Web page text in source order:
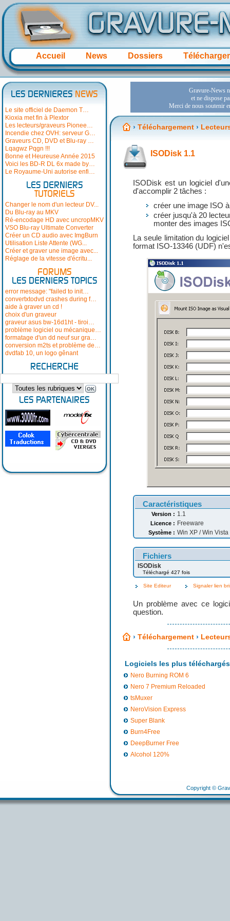
Accueil News Dossiers
LES DERNIERESNEWS
Le site officiel de Daemon T…
Kioxia met fin à Plextor
Les lecteurs/graveurs Pionee…
Incendie chez OVH: serveur G…
Graveurs CD, DVD et Blu-ray …
Lqagwz Pqgn !!!
Bonne et Heureuse Année 2015
Voici les BD-R DL 6x made by…
Le Royaume-Uni autorise enfi…
LES DERNIERS
TUTORIELS
Changer le nom d'un lecteur DV...
Du Blu-ray au MKV
Ré-encodage HD avec uncropMKV
VSO Blu-ray Ultimate Converter
Créer un CD audio avec ImgBurn
Utilisation Liste Attente (WG...
Créer et graver une image avec...
Réglage de la vitesse d'écritu...
FORUMS
LES DERNIERS TOPICS
error message: "failed to init…
convertxtodvd crashes during f…
aide à graver un cd !
choix d'un graveur
graveur asus bw-16d1ht - tiroi…
problème logiciel ou mécanique…
formatage d'un dd neuf sur gra…
conversion m2ts et problème de…
dvdfab 10, un logo gênant
RECHERCHE
LES PARTENAIRES
› Téléchargement ›
ISODisk 1.1
ISODisk est un logiciel
d'accomplir 2 tâches :
créer une image ISO
créer jusqu'à 20
monter des images
La seule limitation du
format ISO-13346 (UDF)
Caractéristiques
Version : 1.1
Licence : Freeware
Système : Win XP / Win Vista
Fichiers
ISODisk
Téléchargé 427 fois
Site Editeur Signaler lien
Un problème avec ce
question.
› Téléchargement ›
Logiciels les plus téléchargés
Nero Burning ROM 6
Nero 7 Premium Reloaded
tsMuxer
NeroVision Express
Super Blank
Burn4Free
DeepBurner Free
Alcohol 120%
Copyright ©